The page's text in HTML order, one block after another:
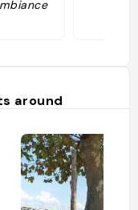
grill
fenouil
around